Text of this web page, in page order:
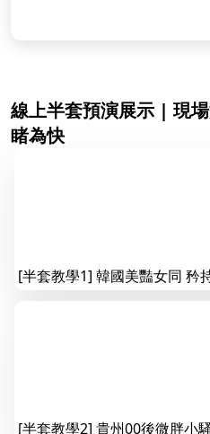
線上半套預演展示 | 現
睹為快
[半套教學1] 韓國美豔女同 矜
[半套教學2] 貴州00後微胖小